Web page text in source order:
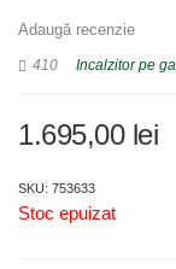
Adaugă recenzie
410 Incalzitor pe
1.695,00 lei
SKU: 753633
Stoc epuizat